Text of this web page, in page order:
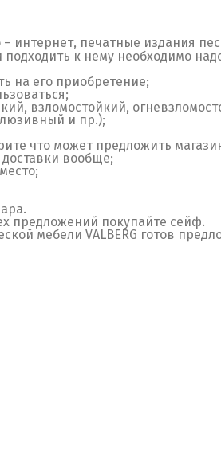
– интернет, печатные издания
к нему необходимо
на его приобретение;
взломостойкий,
и пр.);
что может предложить
вообще;
предложений покупайте сейф.
мебели VALBERG готов